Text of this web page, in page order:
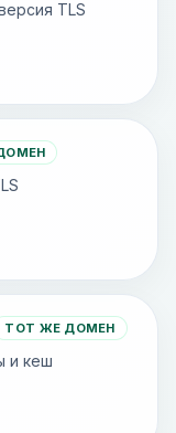
TLS
ТОТ ЖЕ ДОМЕН
и кеш